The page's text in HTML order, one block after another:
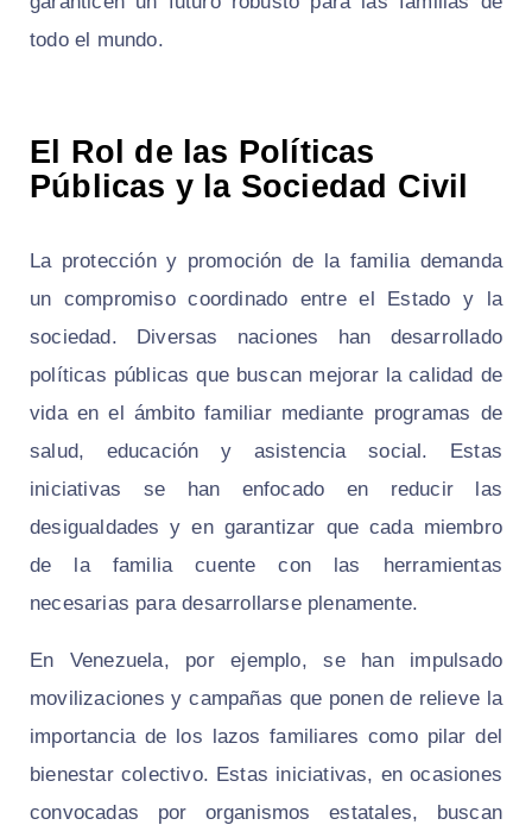
todo el mundo.
El Rol de las Políticas
Públicas y la Sociedad Civil
La protección y promoción de la familia demanda
un compromiso coordinado entre el Estado y la
sociedad. Diversas naciones han desarrollado
políticas públicas que buscan mejorar la calidad de
vida en el ámbito familiar mediante programas de
salud, educación y asistencia social. Estas
iniciativas se han enfocado en reducir las
desigualdades y en garantizar que cada miembro
de la familia cuente con las herramientas
necesarias para desarrollarse plenamente.
En Venezuela, por ejemplo, se han impulsado
movilizaciones y campañas que ponen de relieve la
importancia de los lazos familiares como pilar del
bienestar colectivo. Estas iniciativas, en ocasiones
convocadas por organismos estatales, buscan